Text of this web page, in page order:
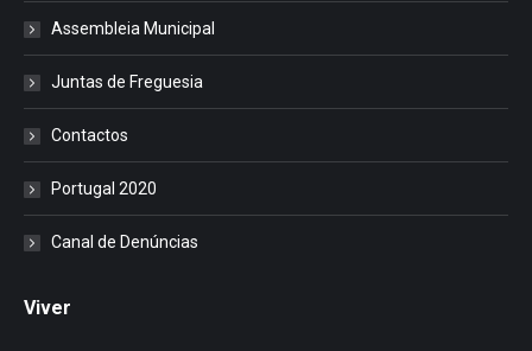
Assembleia Municipal
Juntas de Freguesia
Contactos
Portugal 2020
Canal de Denúncias
Viver